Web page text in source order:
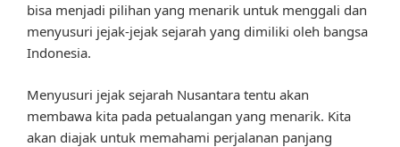
bisa menjadi pilihan yang menarik untuk menggali dan
menyusuri jejak-jejak sejarah yang dimiliki oleh bangsa
Indonesia.
Menyusuri jejak sejarah Nusantara tentu akan
membawa kita pada petualangan yang menarik. Kita
akan diajak untuk memahami perjalanan panjang